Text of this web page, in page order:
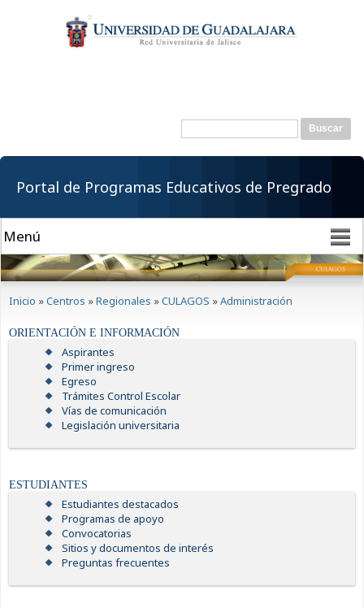
contenido
principal
Formulario de
Buscar
Portal de Programas Educativos de Pregrado
Inicio »Centros »Regionales »CULAGOS »Administración
ORIENTACIÓN E INFORMACIÓN
Aspirantes
Primer ingreso
Egreso
Trámites Control Escolar
Vías de comunicación
Legislación universitaria
ESTUDIANTES
Estudiantes destacados
Programas de apoyo
Convocatorias
Sitios y documentos de interés
Preguntas frecuentes